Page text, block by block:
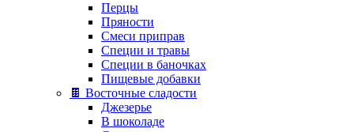
Перцы
Пряности
Смеси приправ
Специи и травы
Специи в баночках
Пищевые добавки
🍫 Восточные сладости
Джезерье
В шоколаде